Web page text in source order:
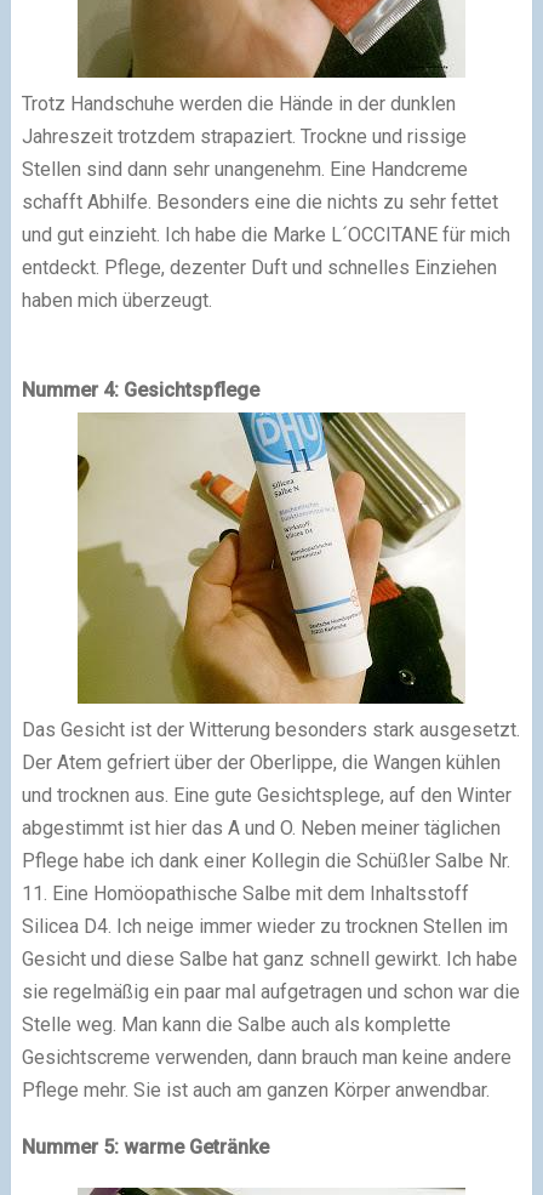
Trotz Handschuhe werden die Hände in der dunklen
Jahreszeit trotzdem strapaziert. Trockne und rissige
Stellen sind dann sehr unangenehm. Eine Handcreme
schafft Abhilfe. Besonders eine die nichts zu sehr fettet
und gut einzieht. Ich habe die Marke L´OCCITANE für mich
entdeckt. Pflege, dezenter Duft und schnelles Einziehen
haben mich überzeugt.
Nummer 4: Gesichtspflege
Das Gesicht ist der Witterung besonders stark ausgesetzt.
Der Atem gefriert über der Oberlippe, die Wangen kühlen
und trocknen aus. Eine gute Gesichtsplege, auf den Winter
abgestimmt ist hier das A und O. Neben meiner täglichen
Pflege habe ich dank einer Kollegin die Schüßler Salbe Nr.
11. Eine Homöopathische Salbe mit dem Inhaltsstoff
Silicea D4. Ich neige immer wieder zu trocknen Stellen im
Gesicht und diese Salbe hat ganz schnell gewirkt. Ich habe
sie regelmäßig ein paar mal aufgetragen und schon war die
Stelle weg. Man kann die Salbe auch als komplette
Gesichtscreme verwenden, dann brauch man keine andere
Pflege mehr. Sie ist auch am ganzen Körper anwendbar.
Nummer 5: warme Getränke